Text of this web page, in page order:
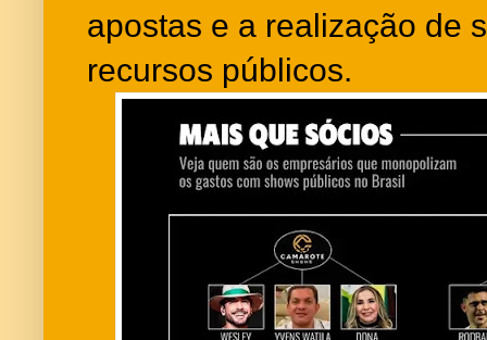
apostas e a realização de
recursos públicos.